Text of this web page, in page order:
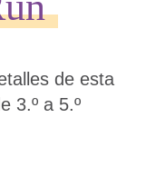
de esta
3.º a 5.º